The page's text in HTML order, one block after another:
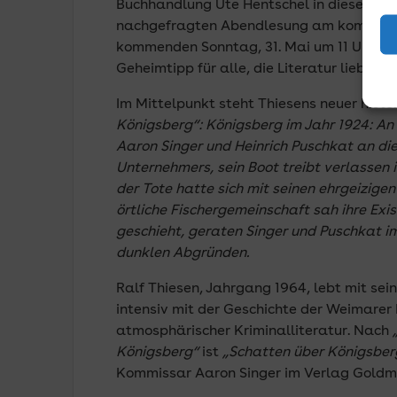
Buchhandlung Ute Hentschel in diesem
nachgefragten Abendlesung am
kommenden Sonntag, 31. Mai um 11 Uhr
Geheimtipp für alle, die Literatur lieber
Im Mittelpunkt steht Thiesens neuer
Königsberg“: Königsberg im Jahr 1924:
Aaron Singer und Heinrich Puschkat an
Unternehmers, sein Boot treibt
der Tote hatte sich mit seinen
örtliche Fischergemeinschaft sah ihre
geschieht, geraten Singer und Puschkat
dunklen Abgründen.
Ralf Thiesen, Jahrgang 1964, lebt mit
intensiv mit der Geschichte der
atmosphärischer Kriminalliteratur. Nach
Königsberg“ist „Schatten über
Kommissar Aaron Singer im Verlag